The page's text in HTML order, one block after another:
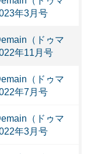
年3月号
（ドゥマ
年11月号
（ドゥマ
年7月号
（ドゥマ
年3月号